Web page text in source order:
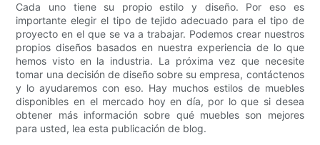
Cada uno tiene su propio estilo y diseño. Por eso es
importante elegir el tipo de tejido adecuado para el tipo de
proyecto en el que se va a trabajar. Podemos crear nuestros
propios diseños basados ​​en nuestra experiencia de lo que
hemos visto en la industria. La próxima vez que necesite
tomar una decisión de diseño sobre su empresa, contáctenos
y lo ayudaremos con eso. Hay muchos estilos de muebles
disponibles en el mercado hoy en día, por lo que si desea
obtener más información sobre qué muebles son mejores
para usted, lea esta publicación de blog.